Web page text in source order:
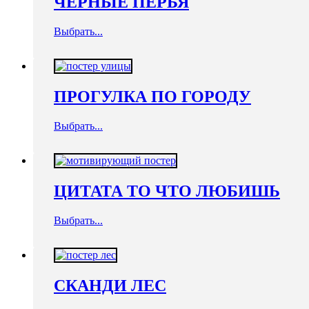
Выбрать...
ПРОГУЛКА ПО ГОРОДУ
Выбрать...
ЦИТАТА ТО ЧТО ЛЮБИШЬ
Выбрать...
СКАНДИ ЛЕС